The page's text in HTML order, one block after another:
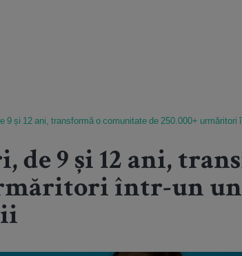
9 și 12 ani, transformă o comunitate de 250.000+
de 9 și 12 ani,
într-un